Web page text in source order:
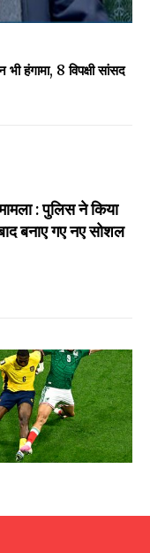
हंगामा, 8 विपक्षी सांसद
: पुलिस ने किया
बनाए गए नए सोशल